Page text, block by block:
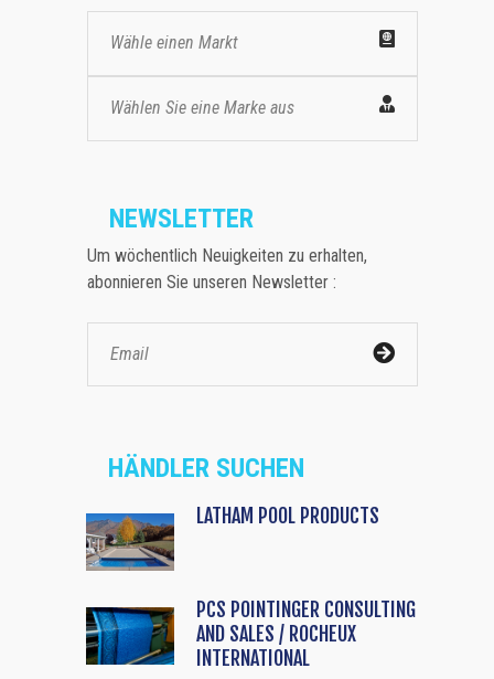
Wähle einen Markt
Wählen Sie eine Marke aus
NEWSLETTER
Um wöchentlich Neuigkeiten zu erhalten,
abonnieren Sie unseren Newsletter :
HÄNDLER SUCHEN
LATHAM POOL PRODUCTS
PCS POINTINGER CONSULTING
AND SALES / ROCHEUX
INTERNATIONAL